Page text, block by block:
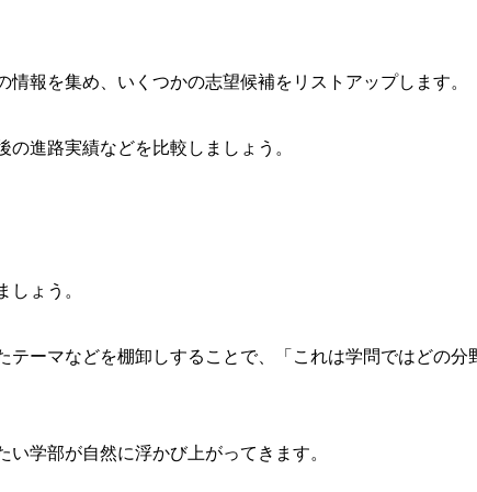
報を集め、いくつかの志望候補をリストアップします。
進路実績などを比較しましょう。
しょう。
ーマなどを棚卸しすることで、「これは学問ではどの分
学部が自然に浮かび上がってきます。